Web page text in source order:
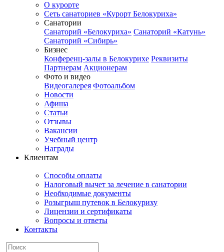
О курорте
Сеть санаториев «Курорт Белокуриха»
Санатории
Санаторий «Белокуриха» Санаторий «Катунь»
Санаторий «Сибирь»
Бизнес
Конференц-залы в Белокурихе Реквизиты
Партнерам Акционерам
Фото и видео
Видеогалерея Фотоальбом
Новости
Афиша
Статьи
Отзывы
Вакансии
Учебный центр
Награды
Клиентам
Способы оплаты
Налоговый вычет за лечение в санатории
Необходимые документы
Розыгрыш путевок в Белокуриху
Лицензии и сертификаты
Вопросы и ответы
Контакты